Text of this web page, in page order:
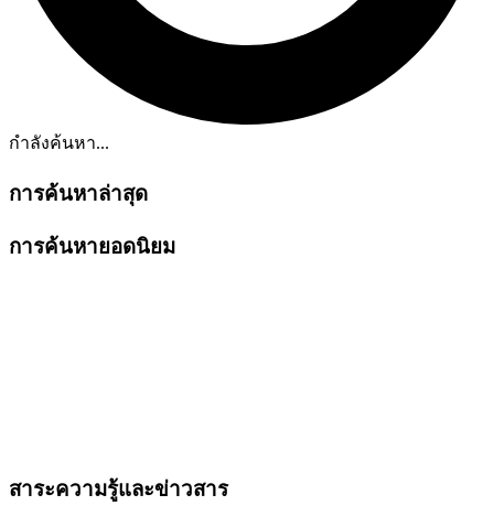
กำลังค้นหา...
การค้นหาล่าสุด
การค้นหายอดนิยม
สาระความรู้และข่าวสาร